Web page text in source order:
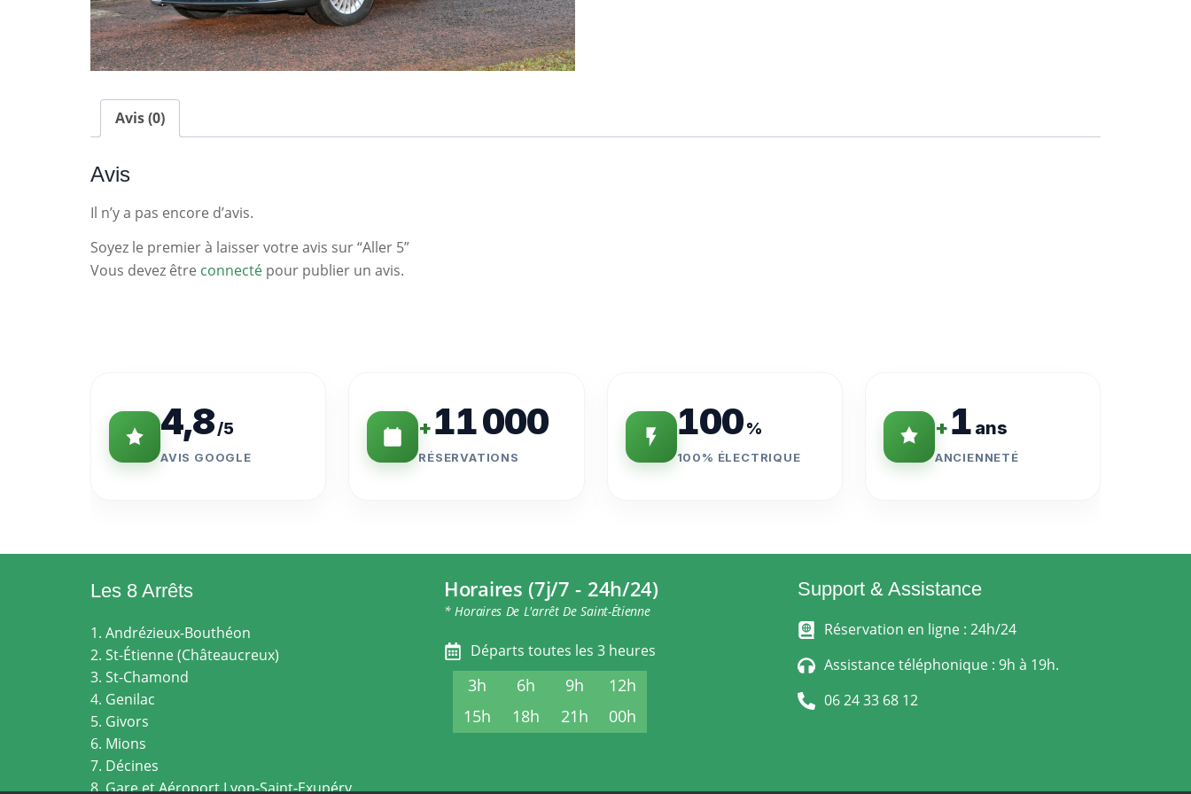
Avis (0)
Avis
Il n’y a pas encore d’avis.
Soyez le premier à laisser votre avis sur “Aller 5”
Vous devez être connecté pour publier un avis.
4,8/5
AVIS GOOGLE
+11 000
RÉSERVATIONS
100 %
100% ÉLECTRIQUE
+1 ans
ANCIENNETÉ
Les 8 Arrêts
1. Andrézieux-Bouthéon
2. St-Étienne (Châteaucreux)
3. St-Chamond
4. Genilac
5. Givors
6. Mions
7. Décines
8. Gare et Aéroport Lyon-Saint-Exupéry
Horaires (7j/7 - 24h/24)
* Horaires De L'arrêt De Saint-Étienne
Départs toutes les 3 heures
3h 6h 9h
12h
15h
18h 21h 00h
Support & Assistance
Réservation en ligne : 24h/24
Assistance téléphonique : 9h à 19h.
06 24 33 68 12